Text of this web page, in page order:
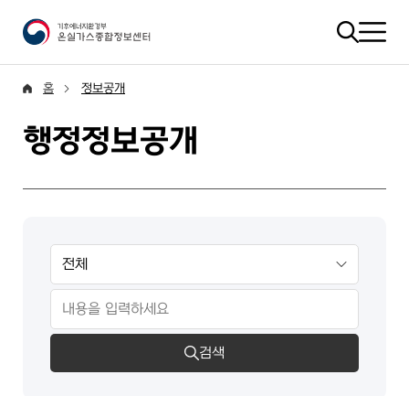
홈 정보공개
행정정보공개
검색